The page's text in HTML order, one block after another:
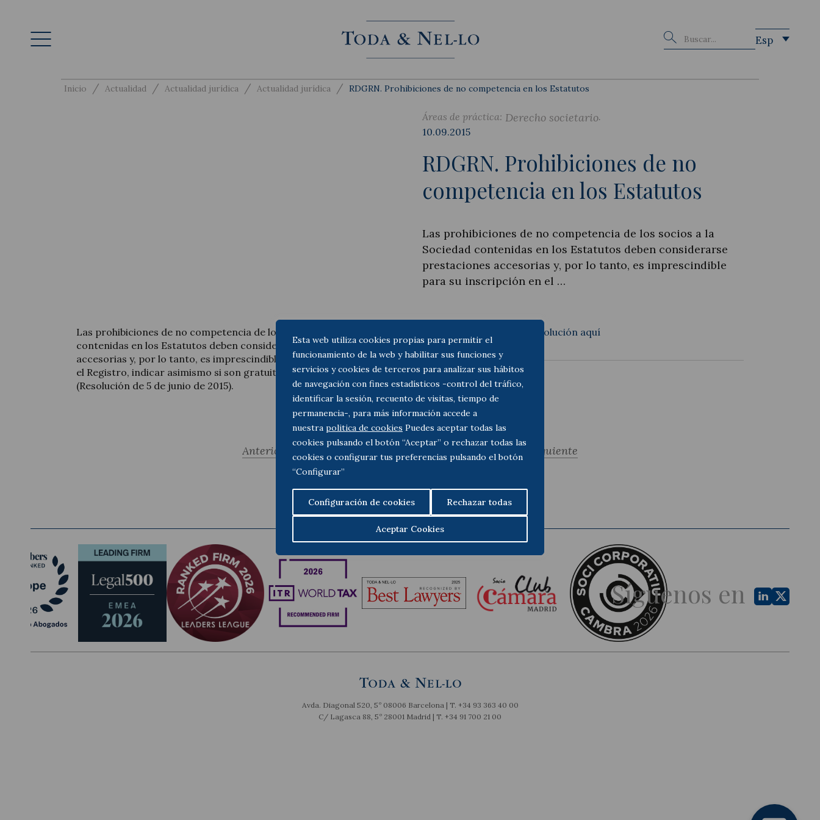
Esta web utiliza cookies propias para permitir el
funcionamiento de la web y habilitar sus funciones y
servicios y cookies de terceros para analizar sus hábitos
de navegación con fines estadísticos -control del tráfico,
identificar la sesión, recuento de visitas, tiempo de
permanencia-, para más información accede a
nuestra politica de cookies Puedes aceptar todas las
cookies pulsando el botón “Aceptar” o rechazar todas las
cookies o configurar tus preferencias pulsando el botón
“Configurar”
Configuración de cookies Rechazar todas
Aceptar Cookies
Actualidad jurídica
Notícias y artículos
Buscar Esp
Inicio / Actualidad / Actualidad jurídica / Actualidad jurídica / RDGRN. Prohibiciones de no competencia en los Estatutos
Áreas de práctica: Derecho societario
10.09.2015
RDGRN. Prohibiciones de no
competencia en los Estatutos
Las prohibiciones de no competencia de los socios a la
Sociedad contenidas en los Estatutos deben considerarse
prestaciones accesorias y, por lo tanto, es imprescindible
para su inscripción en el …
Las prohibiciones de no competencia de los socios a la Sociedad
contenidas en los Estatutos deben considerarse prestaciones
accesorias y, por lo tanto, es imprescindible para su inscripción en
el Registro, indicar asimismo si son gratuitas o retribuidas.
(Resolución de 5 de junio de 2015).
Consulte el texto de la resolución aquí
Siguiente
Anterior
Síguenos en
Avda. Diagonal 520, 5º 08006 Barcelona | T. +34 93 363 40 00
C/ Lagasca 88, 5º 28001 Madrid | T. +34 91 700 21 00